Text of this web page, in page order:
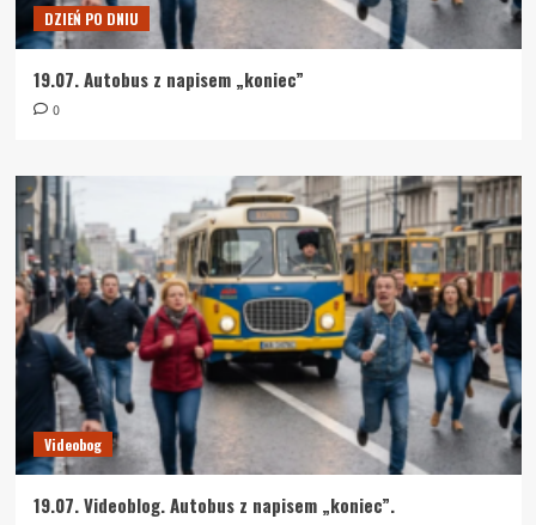
DZIEŃ PO DNIU
19.07. Autobus z napisem „koniec”
0
Videobog
19.07. Videoblog. Autobus z napisem „koniec”.